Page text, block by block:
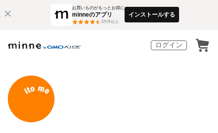
お買いものがもっとお得に
minneのアプリ
3万件以上
インストールする
ログイン